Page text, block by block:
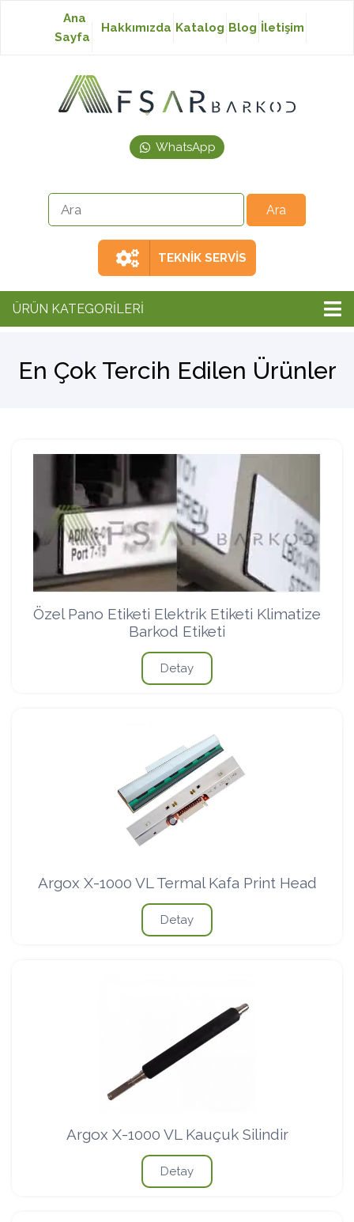
Baskısız Etiket
Japon Akmaz Yıkama
Ribon
Ana
Sayfa
Hakkımızda Katalog Blog İletişim
WhatsApp
TEKNİK SERVİS
ÜRÜN KATEGORİLERİ
En Çok Tercih Edilen Ürünler
Özel Pano Etiketi Elektrik Etiketi Klimatize
Barkod Etiketi
Detay
Argox X-1000 VL Termal Kafa Print Head
Detay
Argox X-1000 VL Kauçuk Silindir
Detay